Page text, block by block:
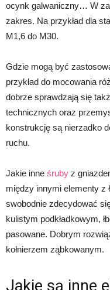
ocynk galwaniczny… W
zakres. Na przykład dla
M1,6 do M30.
Gdzie mogą być
przykład do mocowania
dobrze sprawdzają się
technicznych oraz
konstrukcję są nierzadko
ruchu.
Jakie inne śruby z
między innymi elementy z
swobodnie zdecydować
kulistym podkładkowym,
pasowane. Dobrym
kołnierzem ząbkowanym.
Jakie są inne